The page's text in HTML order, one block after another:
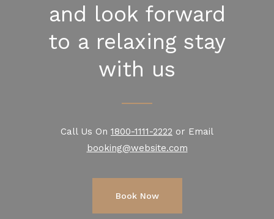
and look forward
to a relaxing stay
with us
Call Us On 1800-1111-2222 or Email
booking@website.com
Book Now